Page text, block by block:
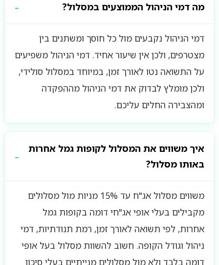
מה דמי הניהול הממוצעים במסלול?
דמי הניהול נקבעים מול כל חוסך ומשתנים בין
מצטרפים, ולכן אין שיעור אחיד. דמי הניהול משפיעים
על התשואה נטו לאורך זמן, במיוחד במסלול סולידי,
ולכן מומלץ לבדוק את דמי הניהול מההפקדה
ומהצבירה החלים עליכם.
איך משווים את המסלול לקופות גמל אחרות
באותו מסלול?
משווים מסלול אג"ח עד 15% מניות מול מסלולים
מקבילים בעלי אופי אג"חי דומה בקופות גמל
אחרות, לפי תשואה לאורך זמן, רמת תנודתיות, דמי
ניהול וגודל הקופה. חשוב להשוות מסלול בעל אופי
דומה בלבד ולא מול מסלולים מנייתיים בעלי סיכון